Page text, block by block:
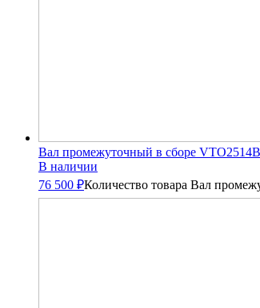
Вал промежуточный в сборе
В наличии
76 500 ₽Количество товара Вал